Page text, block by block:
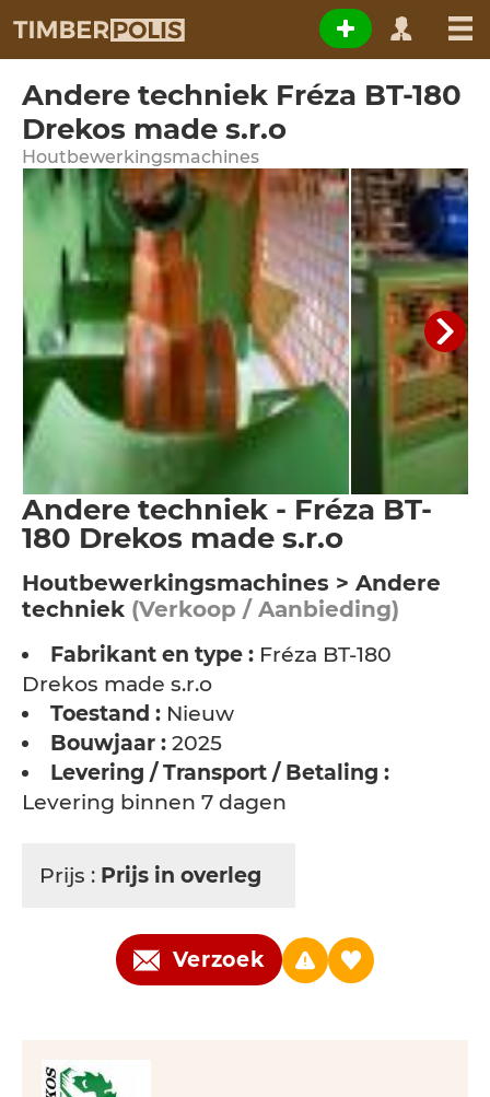
Andere techniek Fréza BT-180
Drekos made s.r.o
Houtbewerkingsmachines
Andere techniek - Fréza BT-
180 Drekos made s.r.o
Houtbewerkingsmachines > Andere
techniek (Verkoop / Aanbieding)
Fabrikant en type : Fréza BT-180
Drekos made s.r.o
Toestand : Nieuw
Bouwjaar : 2025
Levering / Transport / Betaling :
Levering binnen 7 dagen
Prijs : Prijs in overleg
Verzoek